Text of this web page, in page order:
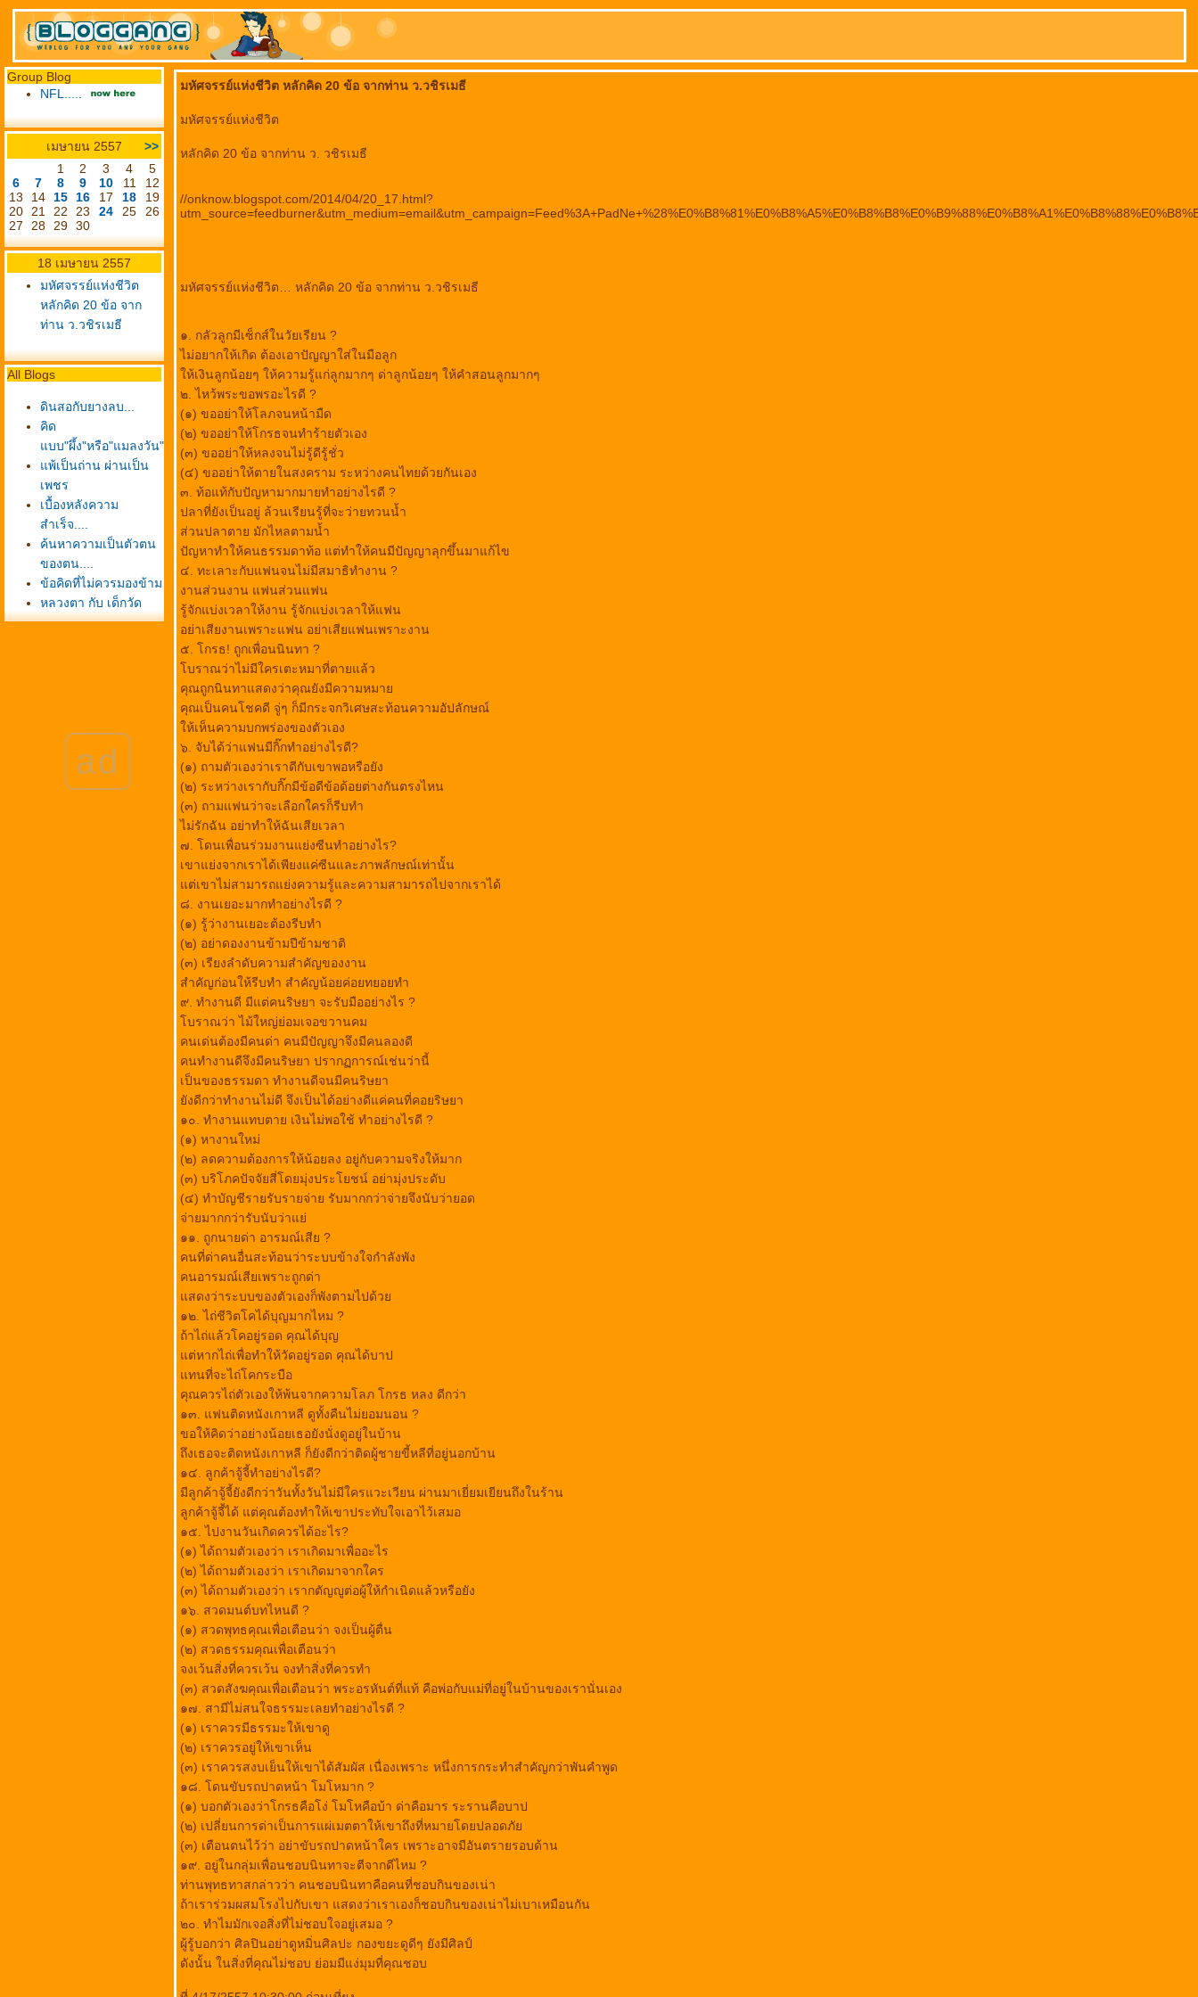
Group Blog
NFL.....
เมษายน 2557
>>
1
2 3 4
5
6
7 8 9 10 11
12
13
14 15 16 17 18
19
20
21 22 23 24 25
26
27
28 29 30
18 เมษายน 2557
มหัศจรรย์แห่งชีวิต
หลักคิด 20 ข้อ จาก
ท่าน ว.วชิรเมธี
All Blogs
ดินสอกับยางลบ...
คิด
บบ"ผึ้ง"หรือ"แมลงวัน"
พ้เป็นถ่าน ผ่านเป็น
เพชร
เบื้องหลังความ
สำเร็จ....
ค้นหาความเป็นตัวตน
ของตน....
ข้อคิดที่ไม่ควรมองข้าม
หลวงตา กับ เด็กวัด
เห็นภาพชัดเลยครับ
เสียง"สะท้อน" กฎแห่ง
ad
มหัศจรรย์แห่งชีวิต หลักคิด 20 ข้อ จากท่าน ว.วชิรเมธี
มหัศจรรย์แห่งชีวิต
หลักคิด 20 ข้อ จากท่าน ว. วชิรเมธี
//onknow.blogspot.com/2014/04/20_17.html?
มหัศจรรย์แห่งชีวิต… หลักคิด 20 ข้อ จากท่าน ว.วชิรเมธี
๑. กลัวลูกมีเซ็กส์ในวัยเรียน ?
ไม่อยากให้เกิด ต้องเอาปัญญาใส่ในมือลูก
ห้เงินลูกน้อยๆ ให้ความรู้แก่ลูกมากๆ ด่าลูกน้อยๆ ให้คำสอนลูกมากๆ
๒. ไหว้พระขอพรอะไรดี ?
(๑) ขออย่าให้โลภจนหน้ามืด
(๒) ขออย่าให้โกรธจนทำร้ายตัวเอง
(๓) ขออย่าให้หลงจนไม่รู้ดีรู้ชั่ว
(๔) ขออย่าให้ตายในสงคราม ระหว่างคนไทยด้วยกันเอง
๓. ท้อแท้กับปัญหามากมายทำอย่างไรดี ?
ปลาที่ยังเป็นอยู่ ล้วนเรียนรู้ที่จะว่ายทวนน้ำ
ส่วนปลาตาย มักไหลตามน้ำ
ปัญหาทำให้คนธรรมดาท้อ แต่ทำให้คนมีปัญญาลุกขึ้นมาแก้ไข
๔. ทะเลาะกับแฟนจนไม่มีสมาธิทำงาน ?
งานส่วนงาน แฟนส่วนแฟน
รู้จักแบ่งเวลาให้งาน รู้จักแบ่งเวลาให้แฟน
อย่าเสียงานเพราะแฟน อย่าเสียแฟนเพราะงาน
๕. โกรธ! ถูกเพื่อนนินทา ?
บราณว่าไม่มีใครเตะหมาที่ตายแล้ว
คุณถูกนินทาแสดงว่าคุณยังมีความหมา
คุณเป็นคนโชคดี จู่ๆ ก็มีกระจกวิเศษสะท้อนความอัปลักษณ์
ห้เห็นความบกพร่องของตัวเอง
๖. จับได้ว่าแฟนมีกิ๊กทำอย่างไรดี?
(๑) ถามตัวเองว่าเราดีกับเขาพอหรือยัง
(๒) ระหว่างเรากับกิ๊กมีข้อดีข้อด้อยต่างกันตรงไหน
(๓) ถามแฟนว่าจะเลือกใครก็รีบทำ
ไม่รักฉัน อย่าทำให้ฉันเสียเวลา
๗. โดนเพื่อนร่วมงานแย่งซีนทำอย่างไร?
เขาแย่งจากเราได้เพียงแค่ซีนและภาพลักษณ์เท่านั้น
ต่เขาไม่สามารถแย่งความรู้และความสามารถไปจากเราได้
๘. งานเยอะมากทำอย่างไรดี ?
(๑) รู้ว่างานเยอะต้องรีบทำ
(๒) อย่าดองงานข้ามปีข้ามชาติ
(๓) เรียงลำดับความสำคัญของงาน
สำคัญก่อนให้รีบทำ สำคัญน้อยค่อยทยอยทำ
๙. ทำงานดี มีแต่คนริษยา จะรับมืออย่างไร ?
บราณว่า ไม้ใหญ่ย่อมเจอขวานคม
คนเด่นต้องมีคนด่า คนมีปัญญาจึงมีคนลองดี
คนทำงานดีจึงมีคนริษยา ปรากฏการณ์เช่นว่านี้
เป็นของธรรมดา ทำงานดีจนมีคนริษยา
ังดีกว่าทำงานไม่ดี จึงเป็นได้อย่างดีแค่คนที่คอยริษยา
๑๐. ทำงานแทบตาย เงินไม่พอใช้ ทำอย่างไรดี ?
(๑) หางานใหม่
(๒) ลดความต้องการให้น้อยลง อยู่กับความจริงให้มาก
(๓) บริโภคปัจจัยสี่โดยมุ่งประโยชน์ อย่ามุ่งประดับ
(๔) ทำบัญชีรายรับรายจ่าย รับมากกว่าจ่ายจึงนับว่ายอด
จ่ายมากกว่ารับนับว่าแย่
๑๑. ถูกนายด่า อารมณ์เสีย ?
คนที่ด่าคนอื่นสะท้อนว่าระบบข้างใจกำลังพัง
คนอารมณ์เสียเพราะถูกด่า
สดงว่าระบบของตัวเองก็พังตามไปด้ว
๑๒. ไถ่ชีวิตโคได้บุญมากไหม ?
ถ้าไถ่แล้วโคอยู่รอด คุณได้บุญ
ต่หากไถ่เพื่อทำให้วัดอยู่รอด คุณได้บาป
ทนที่จะไถ่โคกระบือ
คุณควรไถ่ตัวเองให้พ้นจากความโลภ โกรธ หลง ดีกว่า
๑๓. แฟนติดหนังเกาหลี ดูทั้งคืนไม่ยอมนอน ?
ขอให้คิดว่าอย่างน้อยเธอยังนั่งดูอยู่ในบ้าน
ถึงเธอจะติดหนังเกาหลี ก็ยังดีกว่าติดผู้ชายขี้หลีที่อยู่นอกบ้าน
๑๔. ลูกค้าจู้จี้ทำอย่างไรดี?
มีลูกค้าจู้จี้ยังดีกว่าวันทั้งวันไม่มีใครแวะเวียน ผ่านมาเยี่ยมเยียนถึงในร้าน
ลูกค้าจู้จี้ได้ แต่คุณต้องทำให้เขาประทับใจเอาไว้เสมอ
๑๕. ไปงานวันเกิดควรได้อะไร?
(๑) ได้ถามตัวเองว่า เราเกิดมาเพื่ออะไร
(๒) ได้ถามตัวเองว่า เราเกิดมาจากใคร
(๓) ได้ถามตัวเองว่า เรากตัญญูต่อผู้ให้กำเนิดแล้วหรือยัง
๑๖. สวดมนต์บทไหนดี ?
(๑) สวดพุทธคุณเพื่อเตือนว่า จงเป็นผู้ตื่น
(๒) สวดธรรมคุณเพื่อเตือนว่า
จงเว้นสิ่งที่ควรเว้น จงทำสิ่งที่ควรทำ
(๓) สวดสังฆคุณเพื่อเตือนว่า พระอรหันต์ที่แท้ คือพ่อกับแม่ที่อยู่ในบ้านของเรานั่นเอง
๑๗. สามีไม่สนใจธรรมะเลยทำอย่างไรดี ?
(๑) เราควรมีธรรมะให้เขาดู
(๒) เราควรอยู่ให้เขาเห็น
(๓) เราควรสงบเย็นให้เขาได้สัมผัส เนื่องเพราะ หนึ่งการกระทำสำคัญกว่าพันคำพูด
๑๘. โดนขับรถปาดหน้า โมโหมาก ?
(๑) บอกตัวเองว่าโกรธคือโง่ โมโหคือบ้า ด่าคือมาร ระรานคือบาป
(๒) เปลี่ยนการด่าเป็นการแผ่เมตตาให้เขาถึงที่หมายโดยปลอดภั
(๓) เตือนตนไว้ว่า อย่าขับรถปาดหน้าใคร เพราะอาจมีอันตรายรอบด้าน
๑๙. อยู่ในกลุ่มเพื่อนชอบนินทาจะตีจากดีไหม ?
ท่านพุทธทาสกล่าวว่า คนชอบนินทาคือคนที่ชอบกินของเน่า
ถ้าเราร่วมผสมโรงไปกับเขา แสดงว่าเราเองก็ชอบกินของเน่าไม่เบาเหมือนกัน
๒๐. ทำไมมักเจอสิ่งที่ไม่ชอบใจอยู่เสมอ ?
ผู้รู้บอกว่า ศิลปินอย่าดูหมิ่นศิลปะ กองขยะดูดีๆ ยังมีศิลป์
ดังนั้น ในสิ่งที่คุณไม่ชอบ ย่อมมีแง่มุมที่คุณชอบ